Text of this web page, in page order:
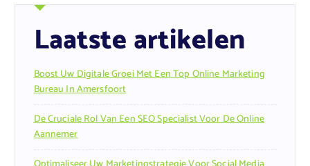
Laatste artikelen
Boost Uw Digitale Groei Met Een Top Online Marketing
Bureau In Amersfoort
De Cruciale Rol Van Een SEO Specialist Voor De Online
Aannemer